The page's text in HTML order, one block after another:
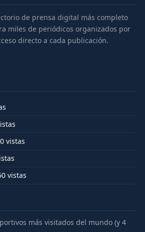
de prensa digital más completo
miles de periódicos organizados por
directo a cada publicación.
vistas
vistas
más visitados del mundo (y 4